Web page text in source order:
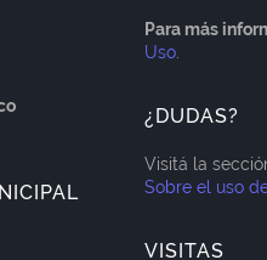
Para más
Uso
¿DUDAS?
Visitá la
Sobre el uso
VISITAS